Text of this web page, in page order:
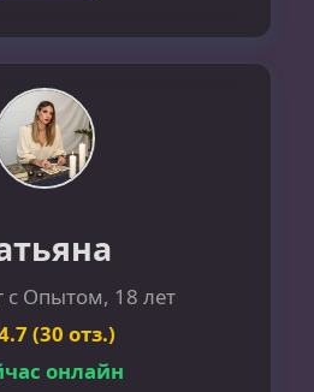
с Опытом, 18 лет
(30 отз.)
онлайн